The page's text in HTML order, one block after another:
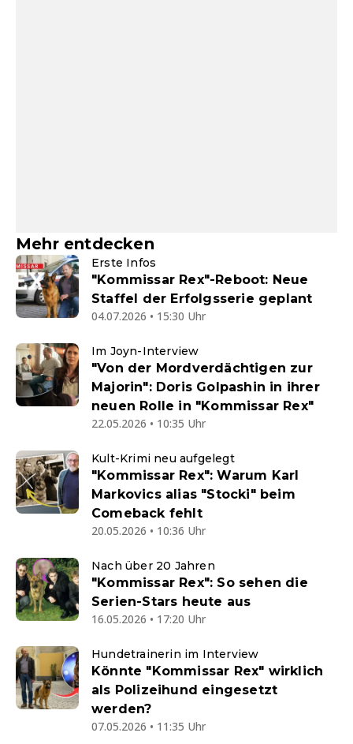
Mehr entdecken
Erste Infos
"Kommissar Rex"-Reboot: Neue
Staffel der Erfolgsserie geplant
04.07.2026 • 15:30 Uhr
Im Joyn-Interview
"Von der Mordverdächtigen zur
Majorin": Doris Golpashin in ihrer
neuen Rolle in "Kommissar Rex"
22.05.2026 • 10:35 Uhr
Kult-Krimi neu aufgelegt
"Kommissar Rex": Warum Karl
Markovics alias "Stocki" beim
Comeback fehlt
20.05.2026 • 10:36 Uhr
Nach über 20 Jahren
"Kommissar Rex": So sehen die
Serien-Stars heute aus
16.05.2026 • 17:20 Uhr
Hundetrainerin im Interview
Könnte "Kommissar Rex" wirklich
als Polizeihund eingesetzt
werden?
07.05.2026 • 11:35 Uhr